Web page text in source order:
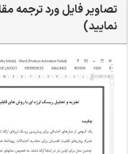
تصاویر فایل ورد ترجمه
نمایید)